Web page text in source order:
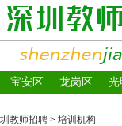
宝安区 龙岗区 光
圳教师招聘 > 培训机构